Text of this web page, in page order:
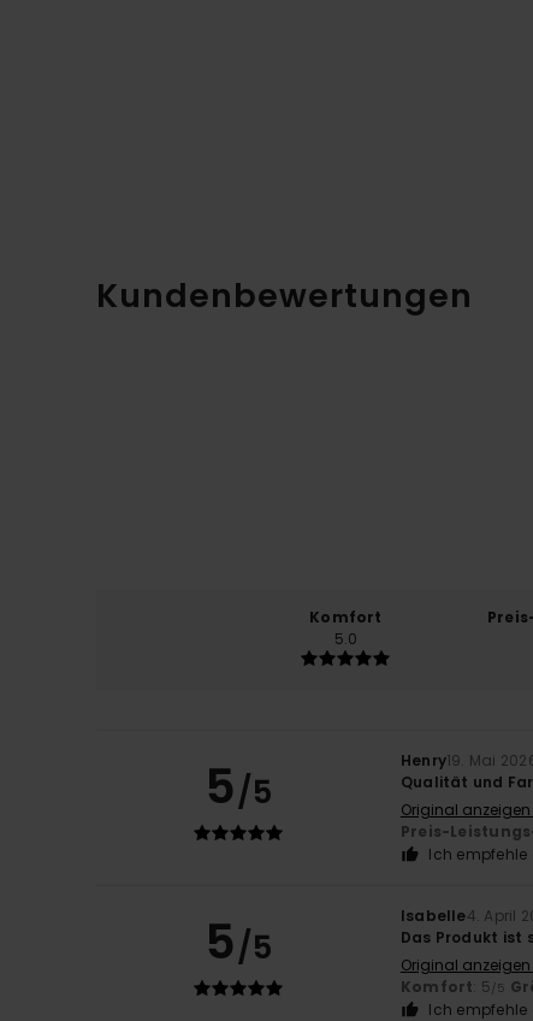
Kundenbewertungen
Komfort
5.0
5/5
Henry19. Mai
Qualität und
Original
Preis-
Ich empfehle
5/5
Isabelle4. April
Das Produkt ist
Original
Komfort: 5/5
Ich empfehle